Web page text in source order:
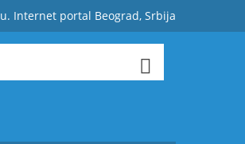
Internet portal Beograd, Srbija